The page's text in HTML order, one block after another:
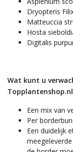
Dryopteris
Matteuccia
Hosta
Digitalis
Wat kunt u
Een mix van
Per
Een duidelijk